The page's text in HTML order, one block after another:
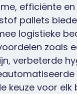
efficiënte
pallets
logistieke
zoals
verbeterde
keuze voor